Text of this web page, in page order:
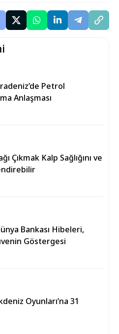
Petrol
Anlaşması
Çıkmak Kalp Sağlığını ve
Bankası Hibeleri,
Göstergesi
Oyunları’na 31